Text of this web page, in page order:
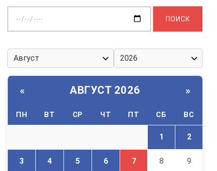
дату:
« АВГУСТ 2026 »
ПН ВТ СР ЧТ ПТ СБ ВС
1 2
3 4 5 6 7 8 9